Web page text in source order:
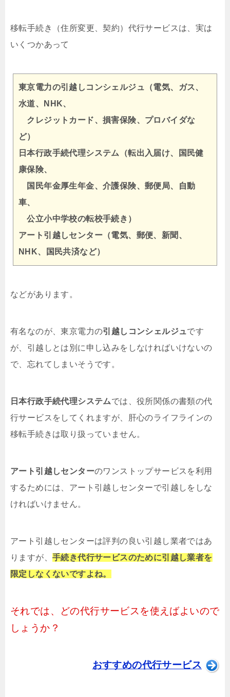
移転手続き（住所変更、契約）代行サービスは、実は
いくつかあって
東京電力の引越しコンシェルジュ（電気、ガス、
水道、NHK、
クレジットカード、損害保険、プロバイダな
ど）
日本行政手続代理システム（転出入届け、国民健
康保険、
国民年金厚生年金、介護保険、郵便局、自動
車、
公立小中学校の転校手続き）
アート引越しセンター（電気、郵便、新聞、
NHK、国民共済など）
などがあります。
有名なのが、東京電力の引越しコンシェルジュです
が、引越しとは別に申し込みをしなければいけないの
で、忘れてしまいそうです。
日本行政手続代理システムでは、役所関係の書類の代
行サービスをしてくれますが、肝心のライフラインの
移転手続きは取り扱っていません。
アート引越しセンターのワンストップサービスを利用
するためには、アート引越しセンターで引越しをしな
ければいけません。
アート引越しセンターは評判の良い引越し業者ではあ
りますが、 手続き代行サービスのために引越し業者を
限定しなくないですよね。
それでは、どの代行サービスを使えばよいので
しょうか？
おすすめの代行サービス